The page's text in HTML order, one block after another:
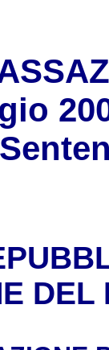
DEL